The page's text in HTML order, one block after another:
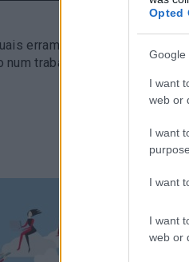
Opted
Google
I want
web or
I want
I want
I want
web or
erram? Sabe que fator se
trabalho…